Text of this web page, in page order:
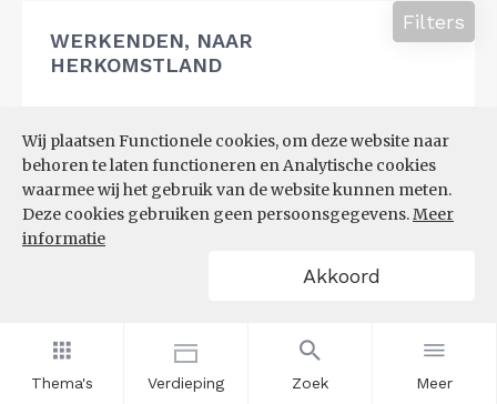
Thema's Verdieping Zoek Meer
Wij plaatsen Functionele cookies, om deze website naar
behoren te laten functioneren en Analytische cookies
waarmee wij het gebruik van de website kunnen meten.
Deze cookies gebruiken geen persoonsgegevens.Meer
informatie
Akkoord
WERKENDEN, NAAR
HERKOMSTLAND
Filters